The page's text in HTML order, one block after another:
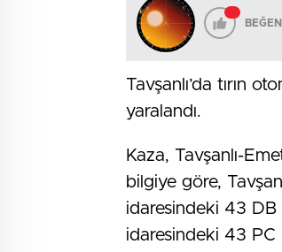
Tavşanlı’da tırın
yaralandı.
Kaza, Tavşanlı-
bilgiye göre,
idaresindeki 43 DB
idaresindeki 43 PC